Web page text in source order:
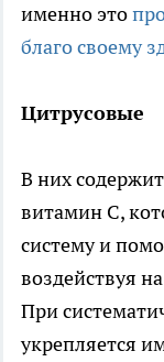
именно это
благо своему
Цитрусовые
В них
витамин С,
систему и
воздействуя
При
укрепляется